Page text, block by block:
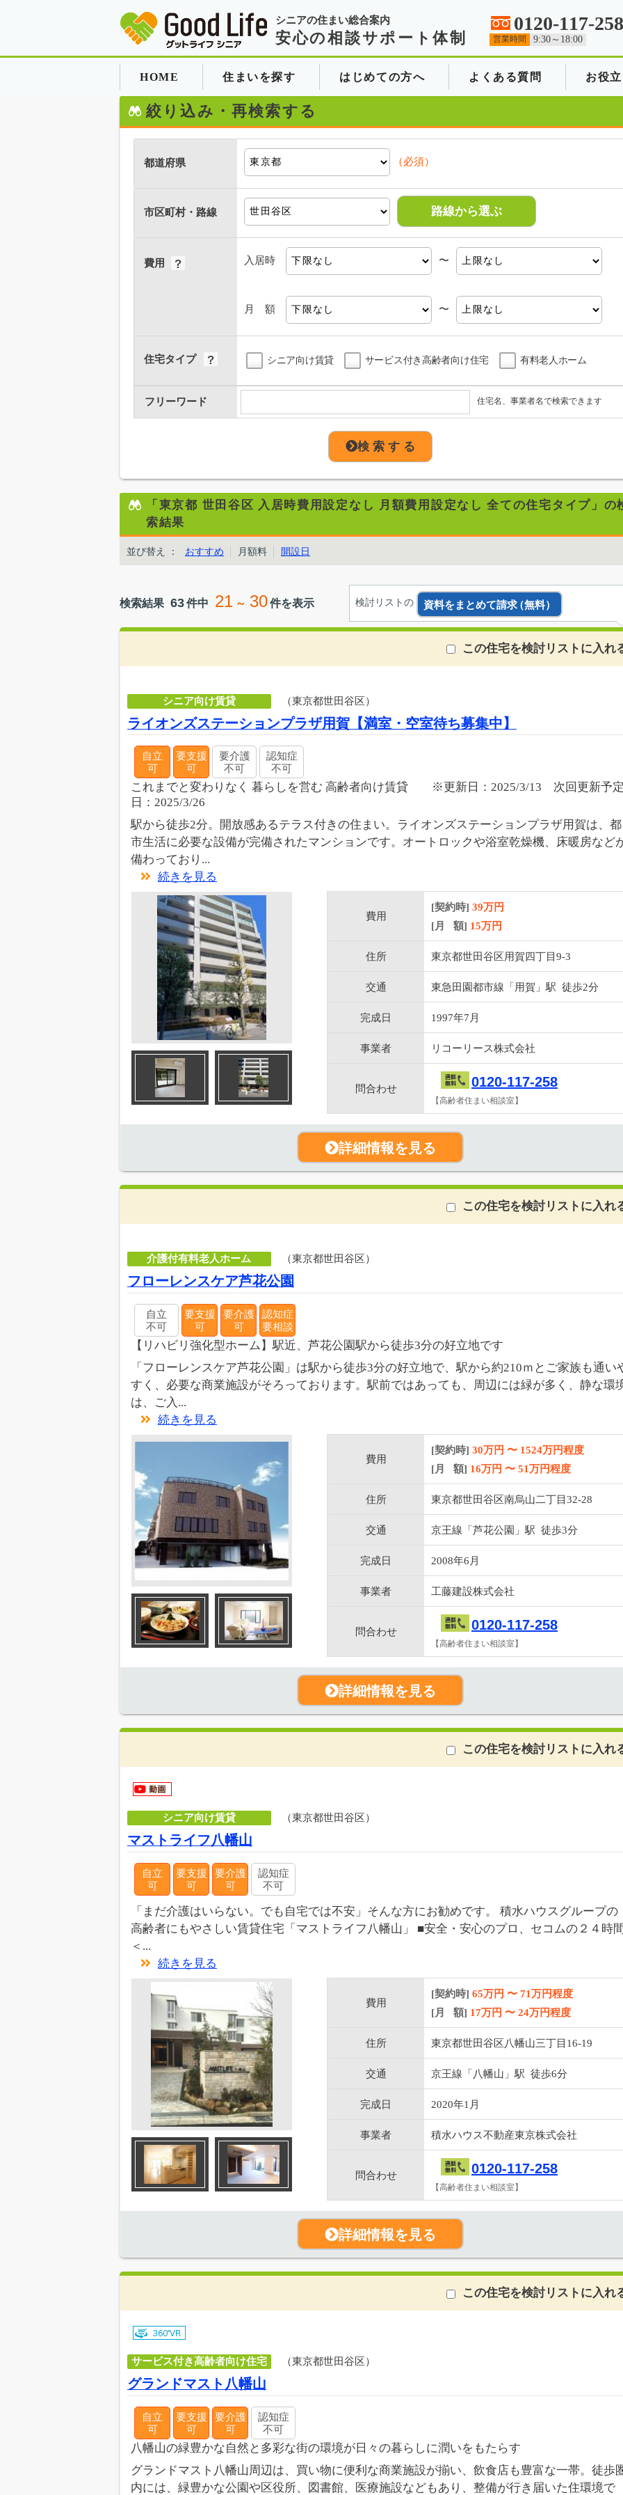
シニアの住まい総合案内
安心の相談サポート体制
0120-117-258
営業時間 9:30～18:00
HOME 住まいを探す はじめての方へ よくある質問 お役
絞り込み・再検索する
都道府県 （必須）
市区町村・路線 路線から選ぶ
費用 入居時 〜
月 額 〜
住宅タイプ シニア向け賃貸 サービス付き高齢者向け住宅 有料老人ホーム
フリーワード 住宅名、事業者名で検索できます
検 索 す る
「東京都 世田谷区 入居時費用設定なし 月額費用設定なし 全ての住宅タイプ」の
索結果
並び替え ： おすすめ 月額料 開設日
検索結果 63件中 21 ～ 30件を表示 検討リストの 資料をまとめて請求（無料）
この住宅を検討リストに入れ
シニア向け賃貸 （東京都世田谷区）
ライオンズステーションプラザ用賀【満室・空室待ち募集中】
自立
可
要支援
可
要介護
不可
認知症
不可
これまでと変わりなく 暮らしを営む 高齢者向け賃貸 ※更新日：2025/3/13 次回更新予
日：2025/3/26
駅から徒歩2分。開放感あるテラス付きの住まい。ライオンズステーションプラザ用賀は、都
市生活に必要な設備が完備されたマンションです。オートロックや浴室乾燥機、床暖房など
備わっており...
続きを見る
費用
[契約時] 39万円
[月 額] 15万円
住所 東京都世田谷区用賀四丁目9-3
交通 東急田園都市線「用賀」駅 徒歩2分
完成日 1997年7月
事業者 リコーリース株式会社
問合わせ 0120-117-258
【高齢者住まい相談室】
詳細情報を見る
この住宅を検討リストに入れ
介護付有料老人ホーム （東京都世田谷区）
フローレンスケア芦花公園
自立
不可
要支援
可
要介護
可
認知症
要相談
【リハビリ強化型ホーム】駅近、芦花公園駅から徒歩3分の好立地です
「フローレンスケア芦花公園」は駅から徒歩3分の好立地で、駅から約210ｍとご家族も通い
すく、必要な商業施設がそろっております。駅前ではあっても、周辺には緑が多く、静な環
は、ご入...
続きを見る
費用
[契約時] 30万円 〜 1524万円程度
[月 額] 16万円 〜 51万円程度
住所 東京都世田谷区南烏山二丁目32-28
交通 京王線「芦花公園」駅 徒歩3分
完成日 2008年6月
事業者 工藤建設株式会社
問合わせ 0120-117-258
【高齢者住まい相談室】
詳細情報を見る
この住宅を検討リストに入れ
シニア向け賃貸 （東京都世田谷区）
マストライフ八幡山
自立
可
要支援
可
要介護
可
認知症
不可
「まだ介護はいらない。でも自宅では不安」そんな方にお勧めです。 積水ハウスグループの
高齢者にもやさしい賃貸住宅「マストライフ八幡山」 ■安全・安心のプロ、セコムの２４時
＜...
続きを見る
費用
[契約時] 65万円 〜 71万円程度
[月 額] 17万円 〜 24万円程度
住所 東京都世田谷区八幡山三丁目16-19
交通 京王線「八幡山」駅 徒歩6分
完成日 2020年1月
事業者 積水ハウス不動産東京株式会社
問合わせ 0120-117-258
【高齢者住まい相談室】
詳細情報を見る
この住宅を検討リストに入れ
サービス付き高齢者向け住宅 （東京都世田谷区）
グランドマスト八幡山
自立
可
要支援
可
要介護
可
認知症
不可
八幡山の緑豊かな自然と多彩な街の環境が日々の暮らしに潤いをもたらす
グランドマスト八幡山周辺は、買い物に便利な商業施設が揃い、飲食店も豊富な一帯。徒歩
内には、緑豊かな公園や区役所、図書館、医療施設などもあり、整備が行き届いた住環境で